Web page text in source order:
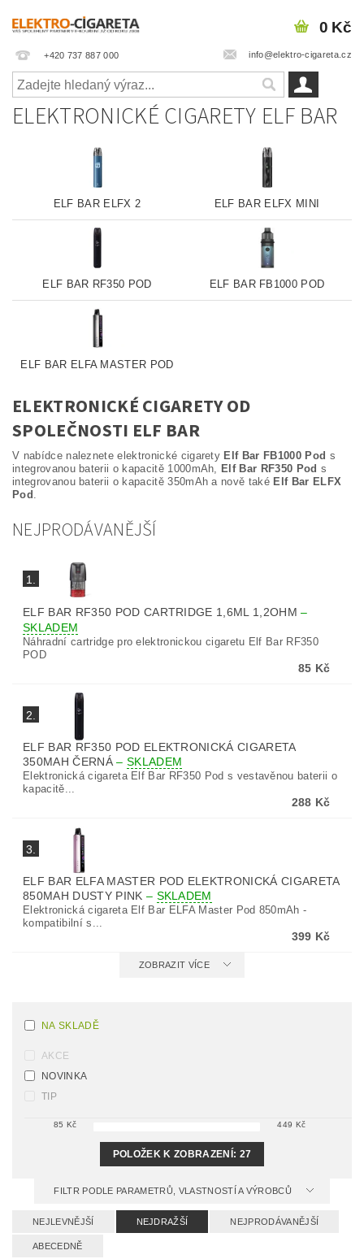
+420 737 887 000 info@elektro-cigareta.cz
0 Kč
ELEKTRONICKÉ CIGARETY ELF BAR
ELF BAR ELFX 2 ELF BAR ELFX MINI
ELF BAR RF350 POD ELF BAR FB1000 POD
ELF BAR ELFA MASTER POD
ELEKTRONICKÉ CIGARETY OD
SPOLEČNOSTI ELF BAR
V nabídce naleznete elektronické cigarety Elf Bar FB1000 Pod s
integrovanou baterii o kapacitě 1000mAh, Elf Bar RF350 Pod s
integrovanou baterii o kapacitě 350mAh a nově také Elf Bar ELFX
Pod .
NEJPRODÁVANĚJŠÍ
1.
ELF BAR RF350 POD CARTRIDGE 1,6ML 1,2OHM–
SKLADEM
Náhradní cartridge pro elektronickou cigaretu Elf Bar RF350
POD
85 Kč
2.
ELF BAR RF350 POD ELEKTRONICKÁ CIGARETA
350MAH ČERNÁ– SKLADEM
Elektronická cigareta Elf Bar RF350 Pod s vestavěnou baterii o
kapacitě...
288 Kč
3.
ELF BAR ELFA MASTER POD ELEKTRONICKÁ CIGARETA
850MAH DUSTY PINK – SKLADEM
Elektronická cigareta Elf Bar ELFA Master Pod 850mAh -
kompatibilní s...
399 Kč
ZOBRAZIT VÍCE
NA SKLADĚ
AKCE
NOVINKA
TIP
85 Kč 449 Kč
POLOŽEK K ZOBRAZENÍ: 27
FILTR PODLE PARAMETRŮ, VLASTNOSTÍ A VÝROBCŮ
NEJLEVNĚJŠÍ NEJDRAŽŠÍ NEJPRODÁVANĚJŠÍ
ABECEDNĚ